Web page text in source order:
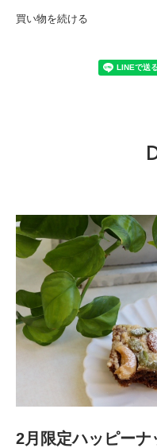
買い物を続ける
2月限定ハッピーナ